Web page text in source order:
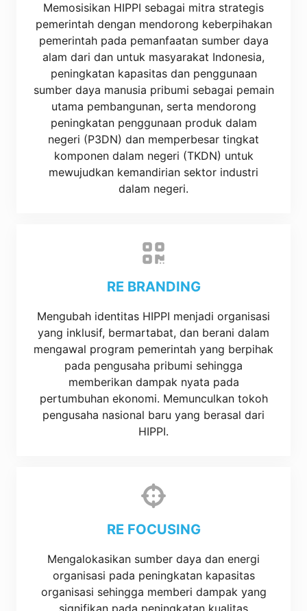
Memosisikan HIPPI sebagai mitra strategis
pemerintah dengan mendorong keberpihakan
pemerintah pada pemanfaatan sumber daya
alam dari dan untuk masyarakat Indonesia,
peningkatan kapasitas dan penggunaan
sumber daya manusia pribumi sebagai pemain
utama pembangunan, serta mendorong
peningkatan penggunaan produk dalam
negeri (P3DN) dan memperbesar tingkat
komponen dalam negeri (TKDN) untuk
mewujudkan kemandirian sektor industri
dalam negeri.
RE BRANDING
Mengubah identitas HIPPI menjadi organisasi
yang inklusif, bermartabat, dan berani dalam
mengawal program pemerintah yang berpihak
pada pengusaha pribumi sehingga
memberikan dampak nyata pada
pertumbuhan ekonomi. Memunculkan tokoh
pengusaha nasional baru yang berasal dari
HIPPI.
RE FOCUSING
Mengalokasikan sumber daya dan energi
organisasi pada peningkatan kapasitas
organisasi sehingga memberi dampak yang
signifikan pada peningkatan kualitas